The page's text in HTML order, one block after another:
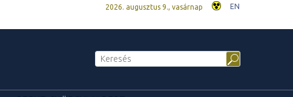
2026. augusztus 9., vasárnap EN